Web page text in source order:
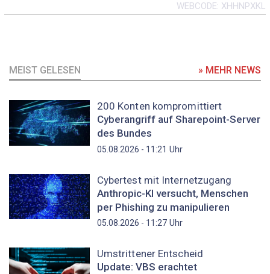
WEBCODE XHHNPXKL
MEIST GELESEN » MEHR NEWS
200 Konten kompromittiert
Cyberangriff auf Sharepoint-Server
des Bundes
05.08.2026 - 11:21 Uhr
Cybertest mit Internetzugang
Anthropic-KI versucht, Menschen
per Phishing zu manipulieren
05.08.2026 - 11:27Uhr
Umstrittener Entscheid
Update: VBS erachtet